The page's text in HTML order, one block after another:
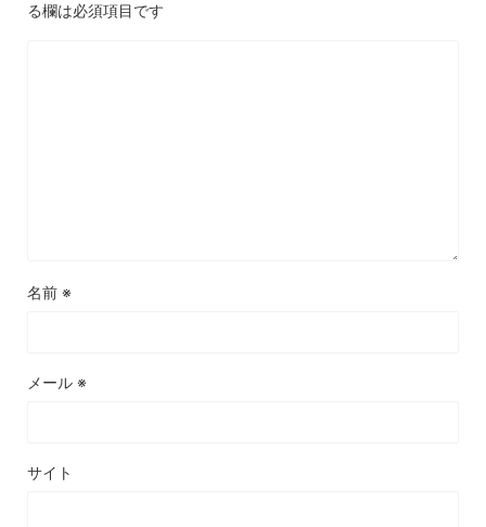
る欄は必須項目です
名前 ※
メール ※
サイト